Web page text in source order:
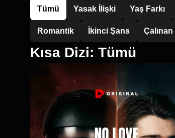
Tümü Yasak İlişki Yaş Farkı
Romantik İkinci Şans
Kısa Dizi: Tümü